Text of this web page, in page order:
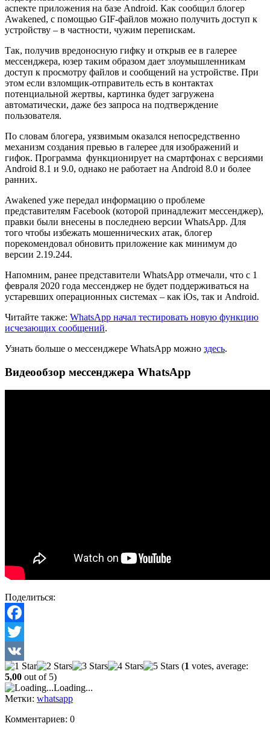
аспекте приложения на базе Android. Как сообщил блогер
Awakened, с помощью GIF-файлов можно получить доступ к
устройству – в частности, чужим перепискам.
Так, получив вредоносную гифку и открыв ее в галерее
мессенджера, юзер таким образом дает злоумышленникам
доступ к просмотру файлов и сообщений на устройстве. При
этом если взломщик-отправитель есть в контактах
потенциальной жертвы, картинка будет загружена
автоматически, даже без запроса на подтверждение
пользователя.
По словам блогера, уязвимым оказался непосредственно
механизм создания превью в галерее для изображений и
гифок. Программа функционирует на смартфонах с версиями
Android 8.1 и 9.0, однако не работает на Android 8.0 и более
ранних.
Awakened уже передал информацию о проблеме
представителям Facebook (которой принадлежит мессенджер),
правки были внесены в последнею версии WhatsApp. Для
того чтобы избежать мошеннических атак, блогер
порекомендовал обновить приложение как минимум до
версии 2.19.244.
Напомним, ранее представители WhatsApp отмечали, что с 1
февраля 2020 года мессенджер не будет поддерживаться на
устаревших операционных системах – как iOs, так и Android.
Читайте также: WhatsApp начал тестировать новую функцию
исчезающих сообщений.
Узнать больше о мессенджере WhatsApp можно здесь.
Видеообзор мессенджера WhatsApp
Поделиться:
Facebook
Twitter
VK
(1 votes, average:
5,00 out of 5)
Loading...
Метки: whatsapp
Комментариев: 0